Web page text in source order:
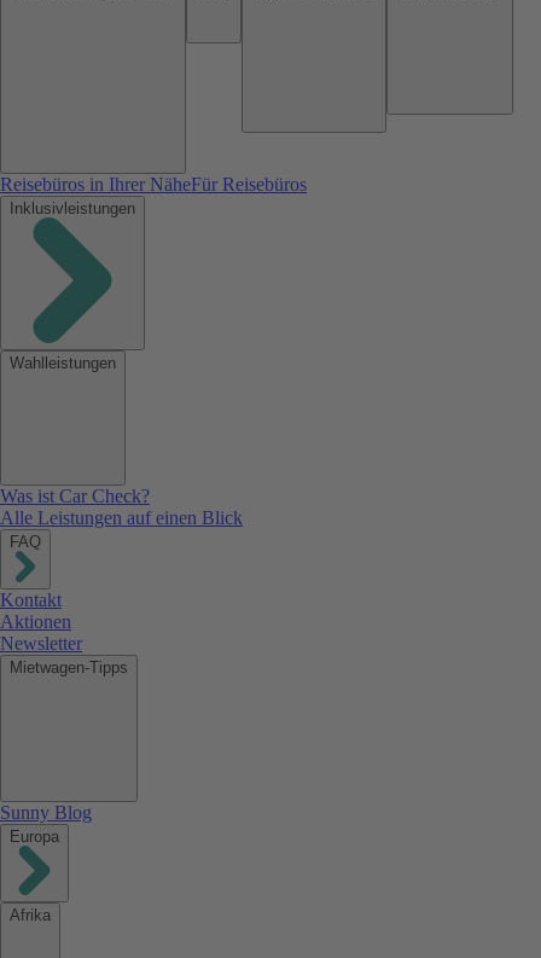
Reisebüros in Ihrer NäheFür Reisebüros
Inklusivleistungen
Wahlleistungen
Was ist Car Check?
Alle Leistungen auf einen Blick
FAQ
Kontakt
Aktionen
Newsletter
Mietwagen-Tipps
Sunny Blog
Europa
Afrika